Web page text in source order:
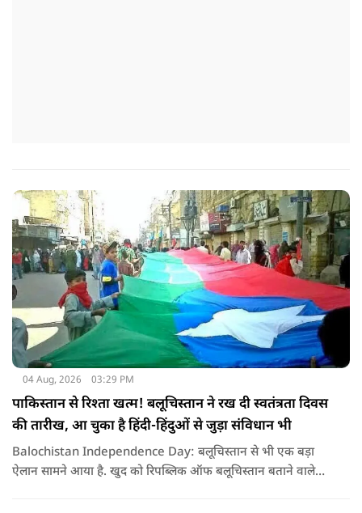
04 Aug, 2026 03:29 PM
पाकिस्तान से रिश्ता खत्म! बलूचिस्तान ने रख दी स्वतंत्रता दिवस
की तारीख, आ चुका है हिंदी-हिंदुओं से जुड़ा संविधान भी
Balochistan Independence Day: बलूचिस्तान से भी एक बड़ा
ऐलान सामने आया है. खुद को रिपब्लिक ऑफ बलूचिस्तान बताने वाले